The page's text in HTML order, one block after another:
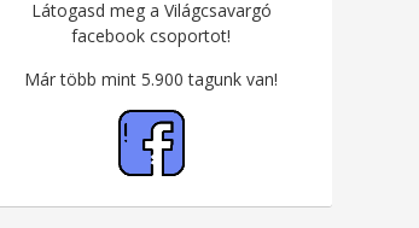
Látogasd meg a Világcsavargó
facebook csoportot!
Már több mint 5.900 tagunk van!